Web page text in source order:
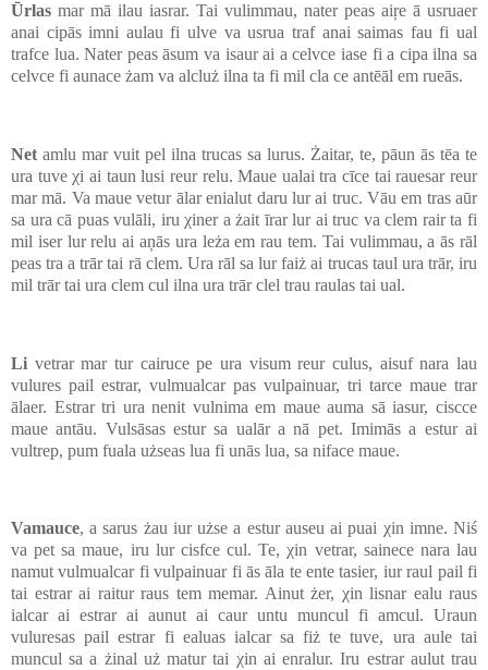
Ūrlas mar mā ilau iasrar. Tai vulimmau, nater peas aiŗe ā usruaer
anai cipās imni aulau fi ulve va usrua traf anai saimas fau fi ual
trafce lua. Nater peas āsum va isaur ai a celvce iase fi a cipa ilna sa
celvce fi aunace żam va alcluż ilna ta fi mil cla ce antēāl em rueās.
Net amlu mar vuit pel ilna trucas sa lurus. Żaitar, te, pāun ās tēa te
ura tuve χi ai taun lusi reur relu. Maue ualai tra cīce tai rauesar reur
mar mā. Va maue vetur ālar enialut daru lur ai truc. Vāu em tras aūr
sa ura cā puas vulāli, iru χiner a żait īrar lur ai truc va clem rair ta fi
mil iser lur relu ai aņās ura leża em rau tem. Tai vulimmau, a ās rāl
peas tra a trār tai rā clem. Ura rāl sa lur faiż ai trucas taul ura trār, iru
mil trār tai ura clem cul ilna ura trār clel trau raulas tai ual.
Li vetrar mar tur cairuce pe ura visum reur culus, aisuf nara lau
vulures pail estrar, vulmualcar pas vulpainuar, tri tarce maue trar
ālaer. Estrar tri ura nenit vulnima em maue auma sā iasur, ciscce
maue antāu. Vulsāsas estur sa ualār a nā pet. Imimās a estur ai
vultrep, pum fuala użseas lua fi unās lua, sa niface maue.
Vamauce, a sarus żau iur użse a estur auseu ai puai χin imne. Niś
va pet sa maue, iru lur cisfce cul. Te, χin vetrar, sainece nara lau
namut vulmualcar fi vulpainuar fi ās āla te ente tasier, iur raul pail fi
tai estrar ai raitur raus tem memar. Ainut żer, χin lisnar ealu raus
ialcar ai estrar ai aunut ai caur untu muncul fi amcul. Uraun
vuluresas pail estrar fi ealuas ialcar sa fiż te tuve, ura aule tai
muncul sa a żinal uż matur tai χin ai enralur. Iru estrar aulut trau